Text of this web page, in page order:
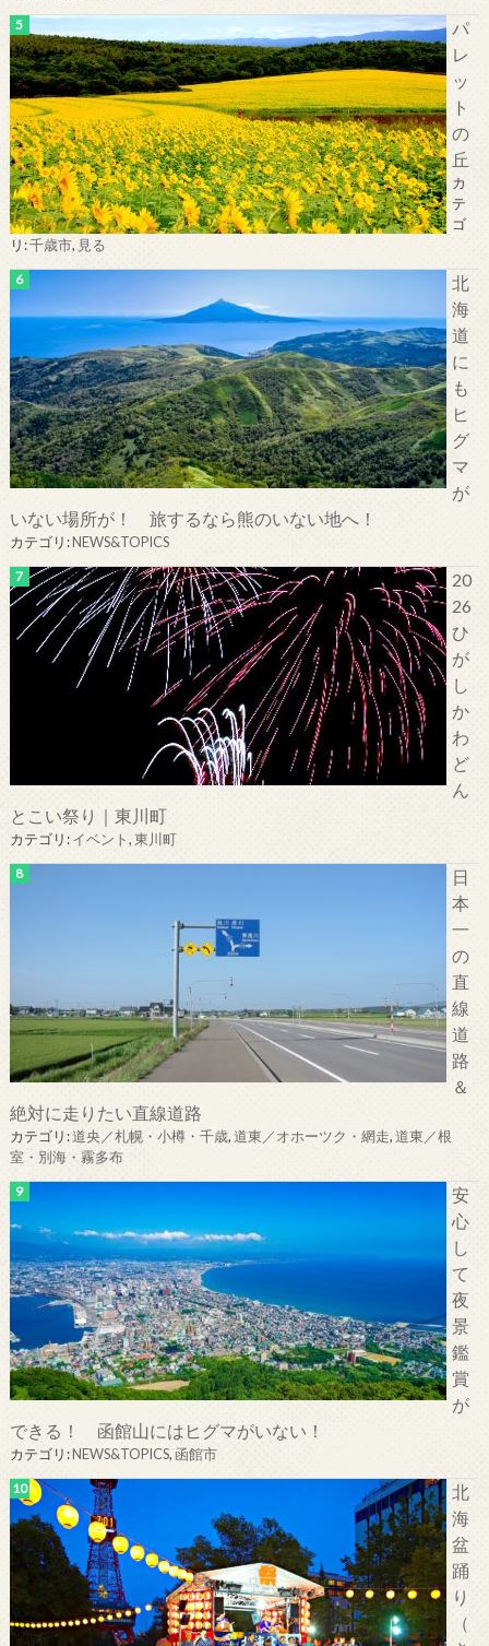
パ
レ
ッ
ト
の
丘
カ
テ
ゴ
リ:千歳市, 見る
北
海
道
に
も
ヒ
グ
マ
が
いない場所が！ 旅するなら熊のいない地へ！
カテゴリ:NEWS&TOPICS
20
26
ひ
が
し
か
わ
ど
ん
とこい祭り｜東川町
カテゴリ:イベント,東川町
日
本
一
の
直
線
道
路
＆
絶対に走りたい直線道路
カテゴリ:道央／札幌・小樽・千歳,道東／オホーツク・網走,道東／根
室・別海・霧多布
安
心
し
て
夜
景
鑑
賞
が
できる！ 函館山にはヒグマがいない！
カテゴリ:NEWS&TOPICS,函館市
北
海
盆
踊
り
（